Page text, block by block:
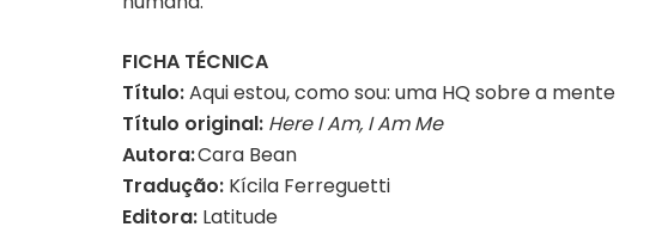
FICHA TÉCNICA
Título:Aqui estou, como sou: uma HQ sobre a mente
Título original: Here I Am, I Am Me
Autora:Cara Bean
Tradução: Kícila Ferreguetti
Editora: Latitude